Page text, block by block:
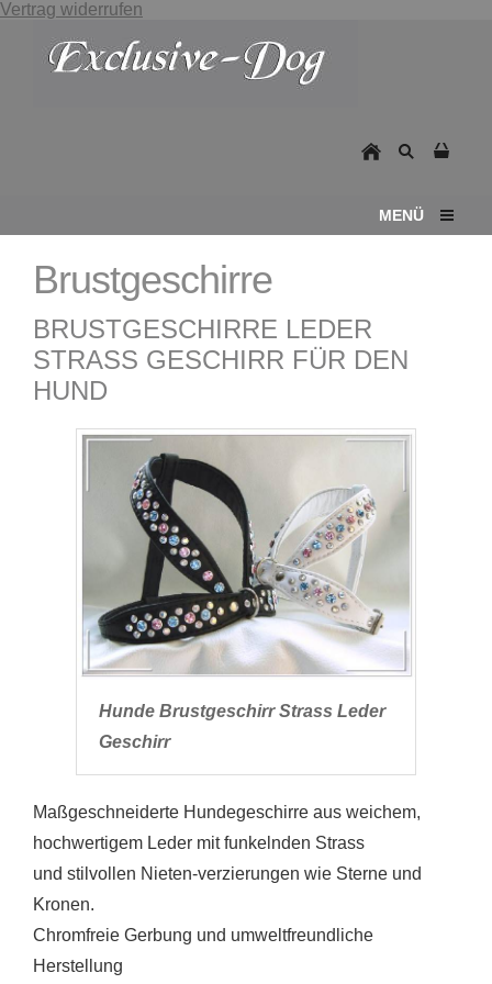
Vertrag widerrufen
MENÜ
Brustgeschirre
BRUSTGESCHIRRE LEDER
STRASS GESCHIRR FÜR DEN
HUND
Hunde Brustgeschirr Strass Leder
Geschirr
Maßgeschneiderte Hundegeschirre aus weichem,
hochwertigem Leder mit funkelnden Strass
und stilvollen Nieten-verzierungen wie Sterne und
Kronen.
Chromfreie Gerbung und umweltfreundliche
Herstellung